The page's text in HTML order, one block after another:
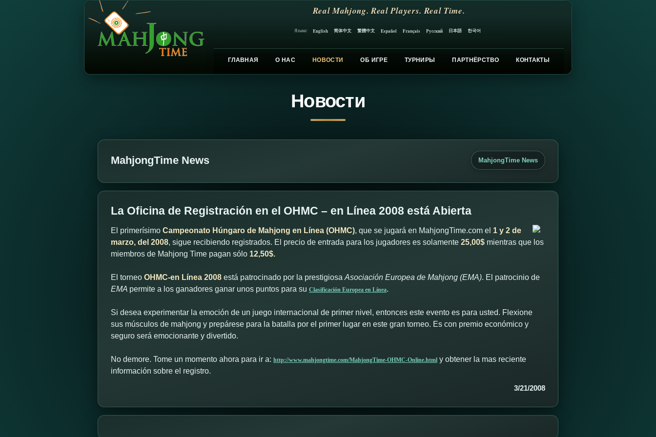
Real Mahjong. Real Players. Real Time.
Языки: English 简体中文 繁體中文 Español Français Русский 日本語 한국어
ГЛАВНАЯ О НАС НОВОСТИ ОБ ИГРЕ ТУРНИРЫ ПАРТНЁРСТВО КОНТАКТЫ
Новости
MahjongTime News MahjongTime News
La Oficina de Registración en el OHMC – en Línea 2008 está Abierta
El primerísimo Campeonato Húngaro de Mahjong en Línea (OHMC), que se jugará en MahjongTime.com el 1 y 2 de
marzo, del 2008, sigue recibiendo registrados. El precio de entrada para los jugadores es solamente 25,00$ mientras que los
miembros de Mahjong Time pagan sólo 12,50$.
El torneo OHMC-en Línea 2008 está patrocinado por la prestigiosa Asociación Europea de Mahjong (EMA). El patrocinio de
EMA permite a los ganadores ganar unos puntos para su Clasificación Europea en Línea.
Si desea experimentar la emoción de un juego internacional de primer nivel, entonces este evento es para usted. Flexione
sus músculos de mahjong y prepárese para la batalla por el primer lugar en este gran torneo. Es con premio económico y
seguro será emocionante y divertido.
No demore. Tome un momento ahora para ir a: http://www.mahjongtime.com/MahjongTime-OHMC-Online.html y obtener la mas reciente
información sobre el registro.
3/21/2008